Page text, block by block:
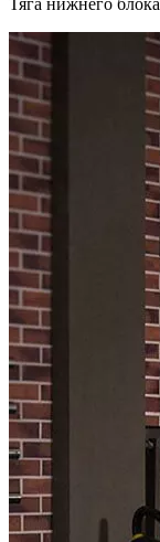
Тяга нижнего блока